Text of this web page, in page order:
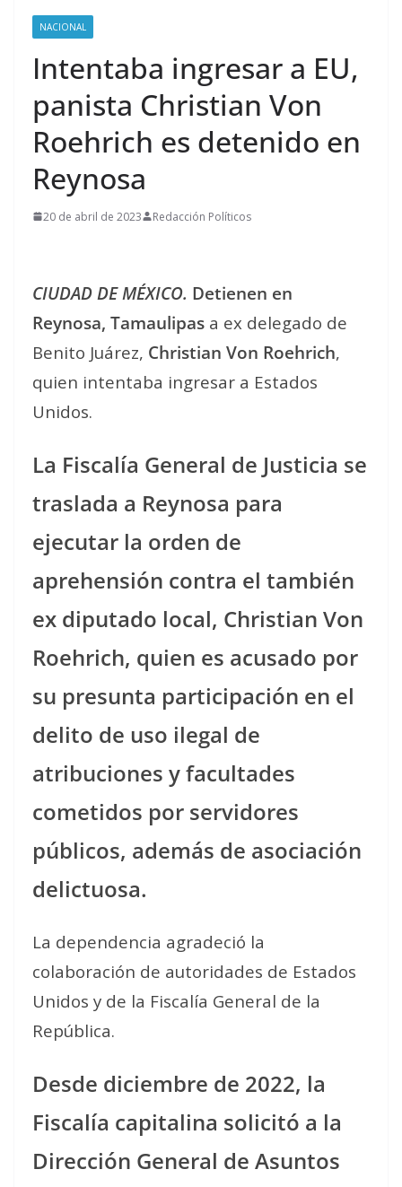
NACIONAL
Intentaba ingresar a EU,
panista Christian Von
Roehrich es detenido en
Reynosa
20 de abril de 2023 Redacción Políticos
CIUDAD DE MÉXICO. Detienen en
Reynosa, Tamaulipas a ex delegado de
Benito Juárez, Christian Von Roehrich,
quien intentaba ingresar a Estados
Unidos.
La Fiscalía General de Justicia se
traslada a Reynosa para
ejecutar la orden de
aprehensión contra el también
ex diputado local, Christian Von
Roehrich, quien es acusado por
su presunta participación en el
delito de uso ilegal de
atribuciones y facultades
cometidos por servidores
públicos, además de asociación
delictuosa.
La dependencia agradeció la
colaboración de autoridades de Estados
Unidos y de la Fiscalía General de la
República.
Desde diciembre de 2022, la
Fiscalía capitalina solicitó a la
Dirección General de Asuntos